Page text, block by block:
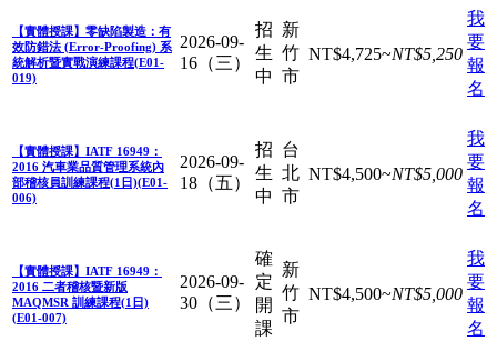
【實體授課】零缺陷製造：有
效防錯法 (Error-Proofing) 系
統解析暨實戰演練課程(E01-
019)
2026-09-
16（三）
招
生
中
新
竹
市
NT$4,725~NT$5,250
我
要
報
名
【實體授課】IATF 16949：
2016 汽車業品質管理系統內
部稽核員訓練課程(1日)(E01-
006)
2026-09-
18（五）
招
生
中
台
北
市
NT$4,500~NT$5,000
我
要
報
名
【實體授課】IATF 16949：
2016 二者稽核暨新版
MAQMSR 訓練課程(1日)
(E01-007)
2026-09-
30（三）
確
定
開
課
新
竹
市
NT$4,500~NT$5,000
我
要
報
名